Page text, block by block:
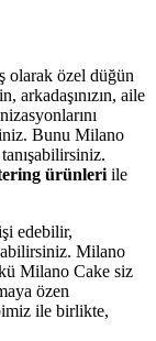
olarak özel düğün
arkadaşınızın, aile
Bunu Milano
ürünleri ile
edebilir,
Milano
Milano Cake siz
özen
ile birlikte,